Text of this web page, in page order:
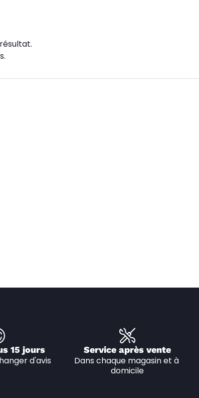
15 jours
d'avis
Service après vente
Dans chaque magasin et à
domicile